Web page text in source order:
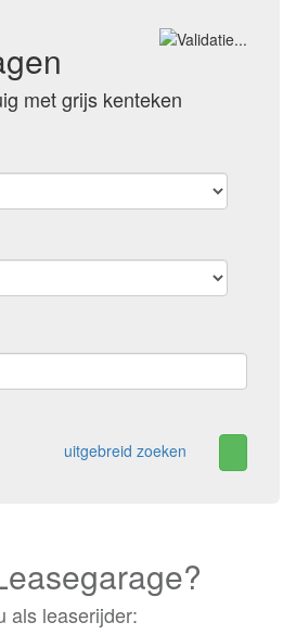
met grijs kenteken
uitgebreid zoeken
als leaserijder: